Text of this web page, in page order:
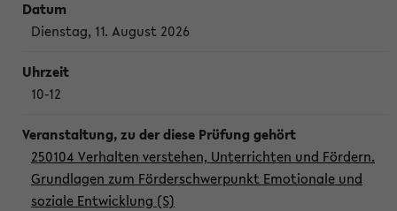
Dienstag, 11. August 2026
10-12
250104 Verhalten verstehen, Unterrichten und Fördern.
Grundlagen zum Förderschwerpunkt Emotionale und
soziale Entwicklung (S)